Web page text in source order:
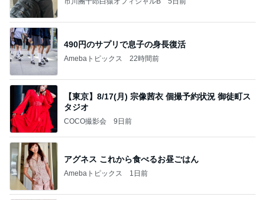
490円のサプリで息子の身長復活
Amebaトピックス 22時間前
【東京】8/17(月) 宗像茜衣 個撮予約状況 御徒町ス
タジオ
COCO撮影会 9日前
アグネス これから食べるお昼ごはん
Amebaトピックス 1日前